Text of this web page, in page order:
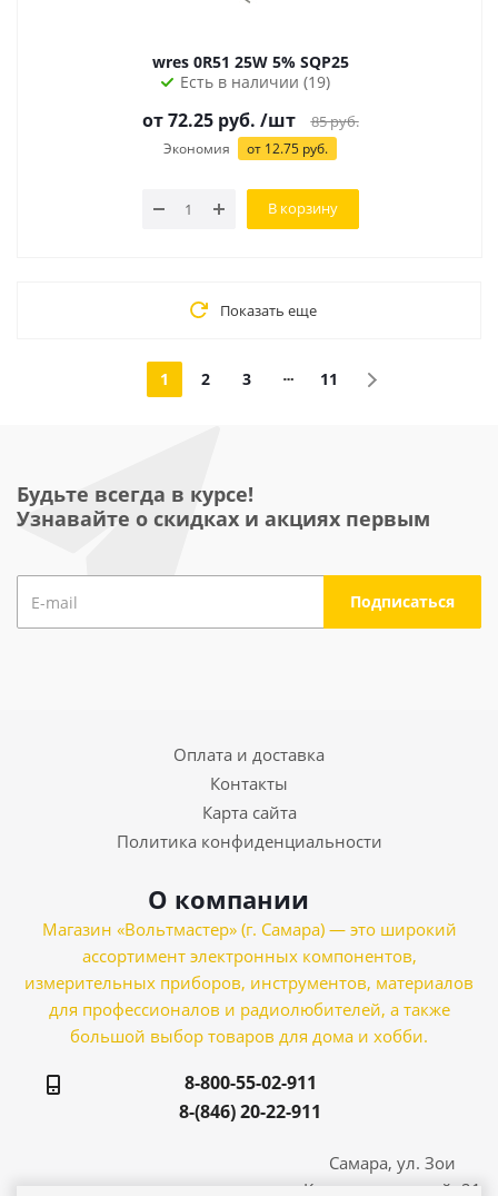
wres 0R51 25W 5% SQP25
Есть в наличии (19)
от72.25руб. /шт 85руб.
Экономия от 12.75 руб.
В корзину
Показать еще
1 2 3 11
Будьте всегда в курсе!
Узнавайте о скидках и акциях первым
Оплата и доставка
Контакты
Карта сайта
Политика конфиденциальности
О компании
Магазин «Вольтмастер» (г. Самара) — это широкий
ассортимент электронных компонентов,
измерительных приборов, инструментов, материалов
для профессионалов и радиолюбителей, а также
большой выбор товаров для дома и хобби.
8-800-55-02-911
8-(846) 20-22-911
Самара, ул. Зои
Космодемьянской, 21